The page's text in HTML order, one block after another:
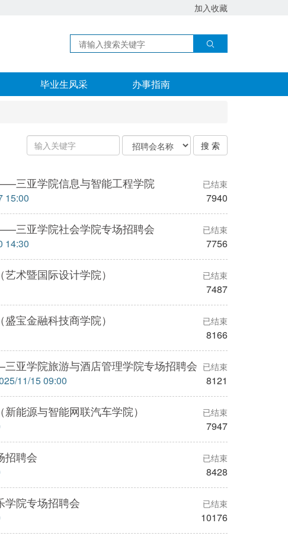
加入收藏
毕业生风采 办事指南
输
入
键
字：
关
键
类
型
搜 索
三亚学院信息与智能工程学院 已结束
15:00 7940
三亚学院社会学院专场招聘会 已结束
14:30 7756
术暨国际设计学院） 已结束
7487
宝金融科技商学院） 已结束
8166
亚学院旅游与酒店管理学院专场招聘会 已结束
11/15 09:00 8121
能源与智能网联汽车学院） 已结束
7947
招聘会 已结束
8428
学院专场招聘会 已结束
10176